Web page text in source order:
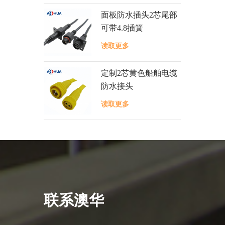
面板防水插头2芯尾部
可带4.8插簧
读取更多
定制2芯黄色船舶电缆
防水接头
读取更多
联系澳华